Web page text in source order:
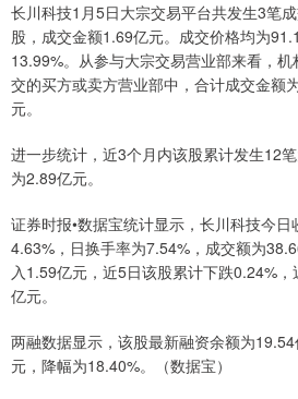
长川科技1月5日大宗交易平台共发生3笔
股，成交金额1.69亿元。成交价格均为
13.99%。从参与大宗交易营业部来看，
交的买方或卖方营业部中，合计成交金额
元。
进一步统计，近3个月内该股累计发生12
为2.89亿元。
证券时报•数据宝统计显示，长川科技今
4.63%，日换手率为7.54%，成交额为
入1.59亿元，近5日该股累计下跌0.24%
亿元。
两融数据显示，该股最新融资余额为
元，降幅为18.40%。（数据宝）